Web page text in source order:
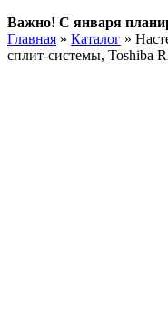
Важно! С января
Главная » Каталог »
сплит-системы, Toshiba